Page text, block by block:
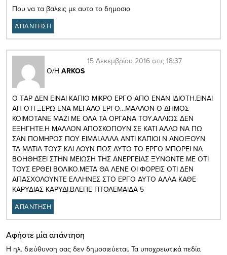
Που να τα βαλεις με αυτο το δημοσιο
ΑΠΑΝΤΗΣΗ
Ο/Η ARKOS
15 Δεκεμβρίου 2016 στις 18:37
Ο ΤAP ΔΕΝ ΕΙΝΑΙ ΚΑΠΙΟ ΜΙΚΡΟ ΕΡΓΟ ΑΠΟ ΕΝΑΝ ΙΔΙΟΤΗ.ΕΙΝΑΙ
ΑΠ ΟΤΙ ΞΕΡΩ ΕΝΑ ΜΕΓΑΛΟ ΕΡΓΟ…ΜΑΛΛΟΝ Ο ΔΗΜΟΣ
ΚΟΙΜΟΤΑΝΕ ΜΑΖΙ ΜΕ ΟΛΑ ΤΑ ΟΡΓΑΝΑ ΤΟΥ.ΑΛΛΙΩΣ ΔΕΝ
ΕΞΗΓΗΤΕ.Η ΜΑΛΛΟΝ ΑΠΟΣΚΟΠΟΥΝ ΣΕ ΚΑΤΙ ΑΛΛΟ ΝΑ ΠΩ
ΣΑΝ ΠΟΜΗΡΟΣ ΠΟΥ ΕΙΜΑΙ.ΑΛΛΑ ΑΝΤΙ ΚΑΠΙΟΙ Ν ΑΝΟΙΞΟΥΝ
ΤΑ ΜΑΤΙΑ ΤΟΥΣ ΚΑΙ ΔΟΥΝ ΠΩΣ ΑΥΤΟ ΤΟ ΕΡΓΟ ΜΠΟΡΕΙ ΝΑ
ΒΟΗΘΗΣΕΙ ΣΤΗΝ ΜΕΙΩΣΗ ΤΗΣ ΑΝΕΡΓΕΙΑΣ ΞΥΝΟΝΤΕ ΜΕ ΟΤΙ
ΤΟΥΣ ΕΡΘΕΙ ΒΟΛΙΚΟ.ΜΕΤΑ ΘΑ ΛΕΝΕ ΟΙ ΦΟΡΕΙΣ ΟΤΙ ΔΕΝ
ΑΠΑΣΧΟΛΟΥΝΤΕ ΕΛΛΗΝΕΣ ΣΤΟ ΕΡΓΟ ΑΥΤΟ ΑΛΛΑ ΚΑΘΕ
ΚΑΡΥΔΙΑΣ ΚΑΡΥΔΙ.ΒΛΕΠΕ ΠΤΟΛΕΜΑΙΔΑ 5
ΑΠΑΝΤΗΣΗ
Αφήστε μία απάντηση
Η ηλ. διεύθυνση σας δεν δημοσιεύεται. Τα υποχρεωτικά πεδία